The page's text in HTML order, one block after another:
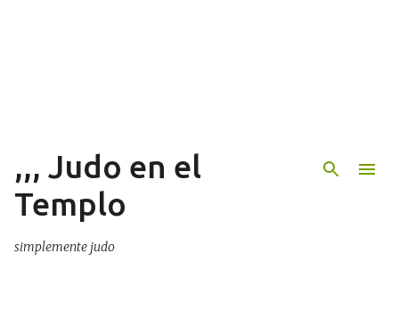
,,, Judo en el
Templo
simplemente judo